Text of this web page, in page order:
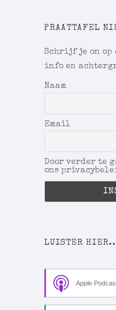
PRAATTAFEL
Schrijf je on op
info en
Naam
Email
Door verder te
ons
LUISTER
Apple